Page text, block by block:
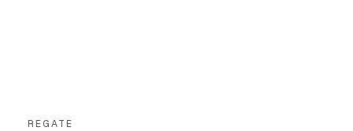
REGATE